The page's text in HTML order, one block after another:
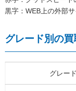
黒字：WEB上の外部
グレード別の
グレード